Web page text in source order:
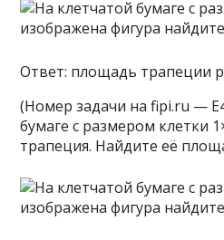
Ответ: площадь трапеции
(Номер задачи на fipi.ru —
бумаге с размером клетки
трапеция. Найдите её